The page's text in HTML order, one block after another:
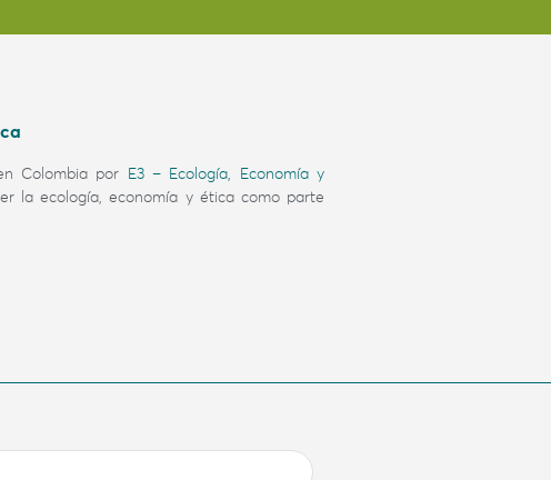
Colombia por
E3 – Ecología, Economía y
la ecología, economía y ética como parte